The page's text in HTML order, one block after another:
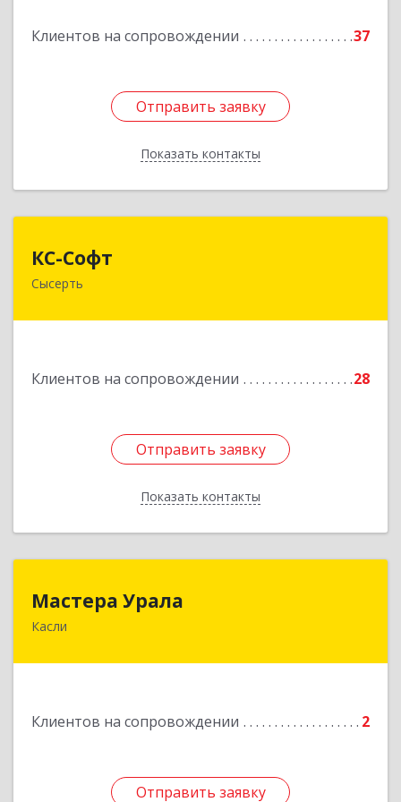
Клиентов на сопровождении 37
Отправить заявку
Показать контакты
Отправить заявку
Назад
КС-Софт
Сысерть
Клиентов на сопровождении 28
Отправить заявку
Показать контакты
624001, Свердловская обл, Сысертский р-н,
Отправить заявку
Назад
Мастера Урала
Касли
Клиентов на сопровождении 2
Отправить заявку
456830, Челябинская обл., г. Касли, ул. Карла
Отправить заявку